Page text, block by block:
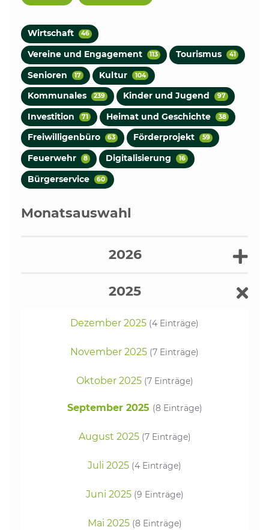
Wirtschaft 46
Vereine und Engagement 113 Tourismus 41
Senioren 17 Kultur 104
Kommunales 239 Kinder und Jugend 97
Investition 71 Heimat und Geschichte 38
Freiwilligenbüro 63 Förderprojekt 59
Feuerwehr 8 Digitalisierung 16
Bürgerservice 60
Monatsauswahl
2026
2025
Dezember 2025 (4 Einträge)
November 2025 (7 Einträge)
Oktober 2025 (7 Einträge)
September 2025 (8 Einträge)
August 2025 (7 Einträge)
Juli 2025 (4 Einträge)
Juni 2025 (9 Einträge)
Mai 2025 (8 Einträge)